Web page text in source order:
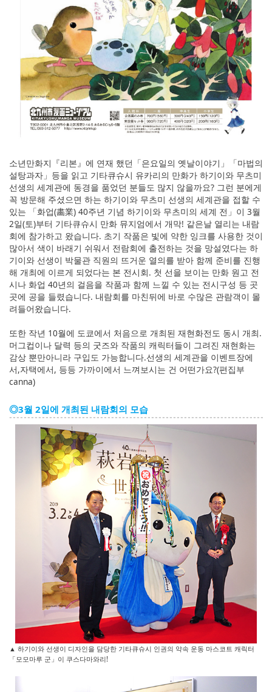
소년만화지『리본』에 연재 했던「은요일의 옛날이야기」「마법의
설탕과자」등을 읽고 기타큐슈시 유카리의 만화가 하기이와 무츠미
선생의 세계관에 동경을 품었던 분들도 많지 않을까요? 그런 분에게
꼭 방문해 주셨으면 하는 하기이와 무츠미 선생의 세계관을 접할 수
있는 「화업(畵業) 40주년 기념 하기이와 무츠미의 세계 전」이 3월
2일(토)부터 기타큐슈시 만화 뮤지엄에서 개막! 같은날 열리는 내람
회에 참가하고 왔습니다. 초기 작품은 빛에 약한 잉크를 사용한 것이
많아서 색이 바래기 쉬워서 전람회에 출전하는 것을 망설였다는 하
기이와 선생이 박물관 직원의 뜨거운 열의를 받아 함께 준비를 진행
해 개최에 이르게 되었다는 본 전시회. 첫 선을 보이는 만화 원고 전
시나 화업 40년의 걸음을 작품과 함께 느낄 수 있는 전시구성 등 곳
곳에 공을 들렸습니다. 내람회를 마친뒤에 바로 수많은 관람객이 몰
려들어왔습니다.
또한 작년 10월에 도쿄에서 처음으로 개최된 재현화전도 동시 개최.
머그컵이나 달력 등의 굿즈와 작품의 캐릭터들이 그려진 재현화는
감상 뿐만아니라 구입도 가능합니다.선생의 세계관을 이벤트장에
서,자택에서, 등등 가까이에서 느껴보시는 건 어떤가요?(편집부
canna)
◎3월 2일에 개최된 내람회의 모습
▲ 하기이와 선생이 디자인을 담당한 기타큐슈시 인권의 약속 운동 마스코트 캐릭터
「모모마루 군」이 쿠스다마와리!